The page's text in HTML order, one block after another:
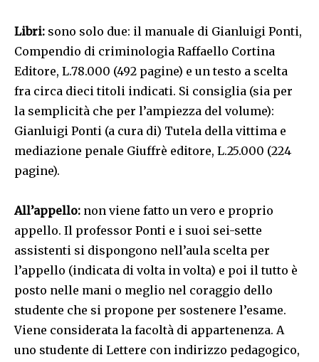
Libri: sono solo due: il manuale di Gianluigi Ponti,
Compendio di criminologia Raffaello Cortina
Editore, L.78.000 (492 pagine) e un testo a scelta
fra circa dieci titoli indicati. Si consiglia (sia per
la semplicità che per l’ampiezza del volume):
Gianluigi Ponti (a cura di) Tutela della vittima e
mediazione penale Giuffrè editore, L.25.000 (224
pagine).
All’appello: non viene fatto un vero e proprio
appello. Il professor Ponti e i suoi sei-sette
assistenti si dispongono nell’aula scelta per
l’appello (indicata di volta in volta) e poi il tutto è
posto nelle mani o meglio nel coraggio dello
studente che si propone per sostenere l’esame.
Viene considerata la facoltà di appartenenza. A
uno studente di Lettere con indirizzo pedagogico,